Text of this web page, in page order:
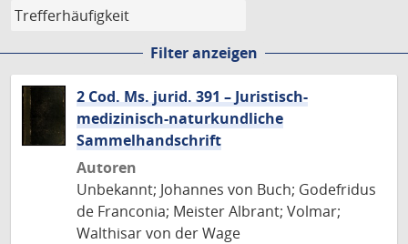
Filter anzeigen
2 Cod. Ms. jurid. 391 – Juristisch-
medizinisch-naturkundliche
Sammelhandschrift
Autoren
Unbekannt; Johannes von Buch; Godefridus
de Franconia; Meister Albrant; Volmar;
Walthisar von der Wage